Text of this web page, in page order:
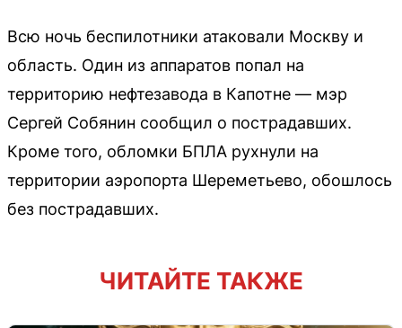
Всю ночь беспилотники атаковали Москву и
область. Один из аппаратов попал на
территорию нефтезавода в Капотне — мэр
Сергей Собянин сообщил о пострадавших.
Кроме того, обломки БПЛА рухнули на
территории аэропорта Шереметьево, обошлось
без пострадавших.
ЧИТАЙТЕ ТАКЖЕ